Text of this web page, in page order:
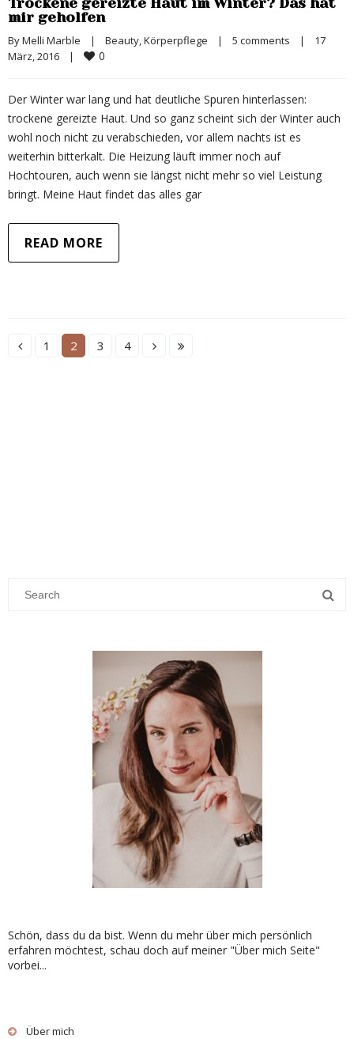
Trockene gereizte Haut im Winter? Das hat
mir geholfen
By Melli Marble | Beauty, Körperpflege | 5 comments |
17
März, 2016
| 0
Der Winter war lang und hat deutliche Spuren hinterlassen:
trockene gereizte Haut. Und so ganz scheint sich der Winter auch
wohl noch nicht zu verabschieden, vor allem nachts ist es
weiterhin bitterkalt. Die Heizung läuft immer noch auf
Hochtouren, auch wenn sie längst nicht mehr so viel Leistung
bringt. Meine Haut findet das alles gar
READ MORE
1 2 3 4
Schön, dass du da bist. Wenn du mehr über mich persönlich
erfahren möchtest, schau doch auf meiner "Über mich Seite"
vorbei...
Über mich